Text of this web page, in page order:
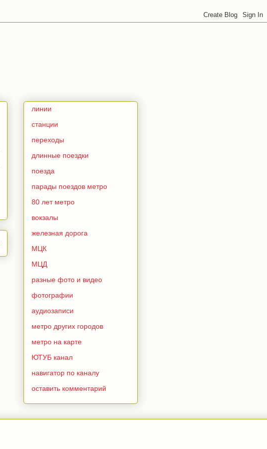
линии
станции
переходы
длинные поездки
поезда
парады поездов метро
80 лет метро
вокзалы
железная дорога
МЦК
МЦД
разные фото и видео
фотографии
аудиозаписи
метро других городов
метро на карте
ЮТУБ канал
навигатор по каналу
оставить комментарий